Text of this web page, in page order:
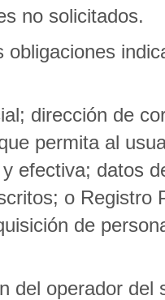
no solicitados.
obligaciones
dirección de
permita al
efectiva; datos
o Registro
de
del operador